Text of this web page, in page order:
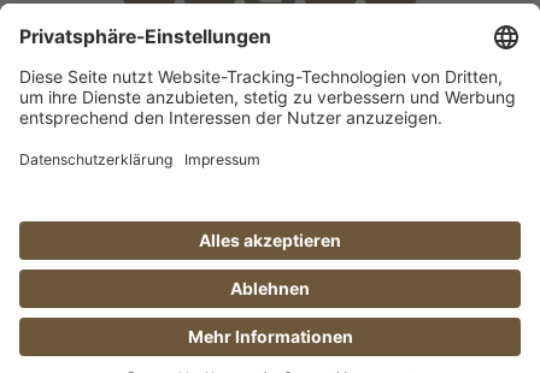
Unser Engagement
© Manufaktur Jörg Geiger GmbH 2026 |